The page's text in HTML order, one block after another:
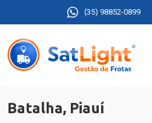
(35) 98852-0899
Batalha, Piauí